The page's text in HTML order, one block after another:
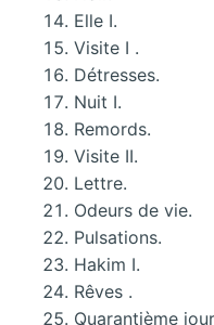
Elle I.
Visite I .
Détresses.
Nuit I.
Remords.
Visite II.
Lettre.
Odeurs de vie.
Pulsations.
Hakim I.
Rêves .
Quarantième